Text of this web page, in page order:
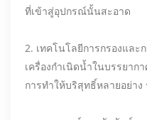
ที่เข้าสู่อุปกรณ์นั้นสะอาด
2. เทคโนโลยีการกรองแล
เครื่องกำเนิดน้ำในบรรยาก
การทำให้บริสุทธิ์หลายอย่าง